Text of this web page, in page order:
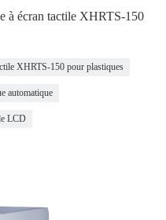
à écran tactile XHRTS-150
XHRTS-150 pour plastiques
automatique
LCD